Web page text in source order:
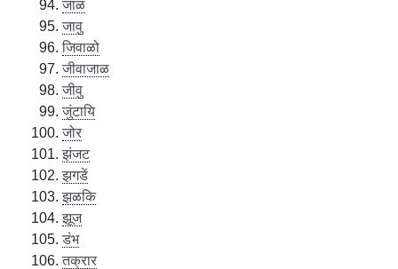
जाळ
जावु
जिवाळो
जीवाजाळ
जीवु
जुंटायि
जोर
झंजट
झगडें
झळकि
झूज
डंभ
तक्रार